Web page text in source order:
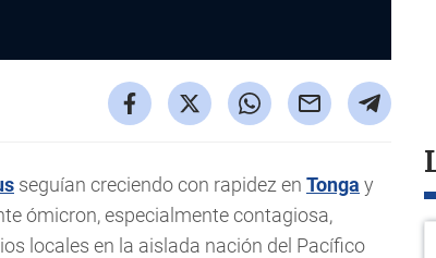
seguían creciendo con rapidez en Tonga y
ómicron, especialmente contagiosa,
locales en la aislada nación del Pacífico